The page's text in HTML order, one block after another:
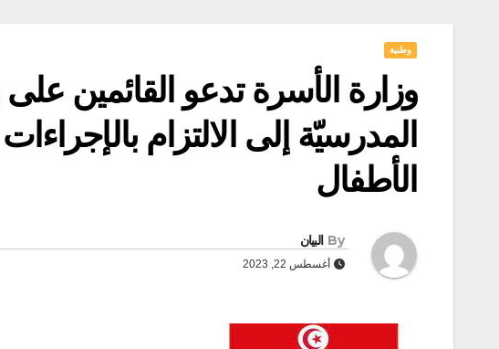
وطنية
وزارة الأسرة تدعو القائمين
المدرسيّة إلى الالتزام
الأطفال
By البيان
أغسطس 22, 2023